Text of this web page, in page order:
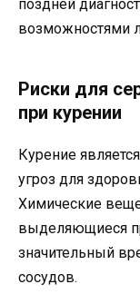
поздней
возможностями
Риски для
при курении
Курение
угроз для
Химические
выделяющиеся
значительный
сосудов.